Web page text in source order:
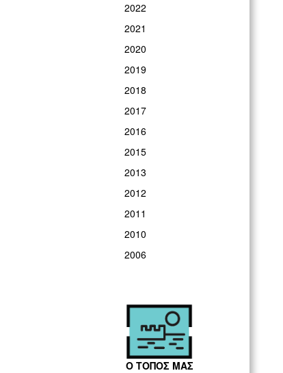
2022
2021
2020
2019
2018
2017
2016
2015
2013
2012
2011
2010
2006
Ο ΤΟΠΟΣ ΜΑΣ